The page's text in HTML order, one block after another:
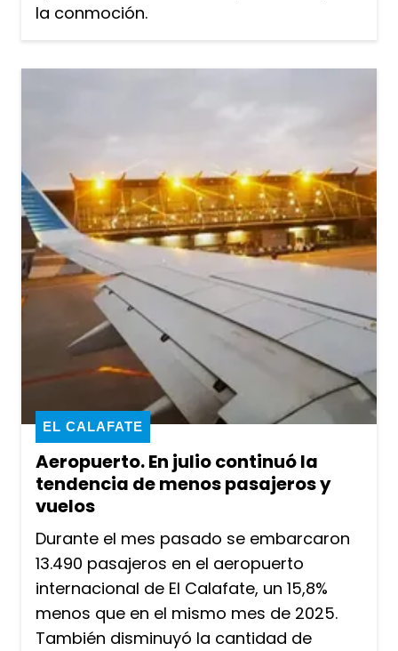
la conmoción.
Aeropuerto. En julio continuó la
tendencia de menos pasajeros y
vuelos
EL CALAFATE
Durante el mes pasado se embarcaron
13.490 pasajeros en el aeropuerto
internacional de El Calafate, un 15,8%
menos que en el mismo mes de 2025.
También disminuyó la cantidad de